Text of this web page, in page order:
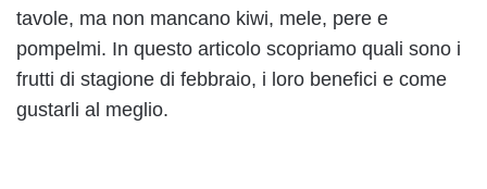
tavole, ma non mancano kiwi, mele, pere e
pompelmi. In questo articolo scopriamo quali sono i
frutti di stagione di febbraio, i loro benefici e come
gustarli al meglio.